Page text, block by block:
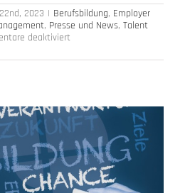
2023 | Berufsbildung, Employer
, Presse und News, Talent
deaktiviertfür
Journey